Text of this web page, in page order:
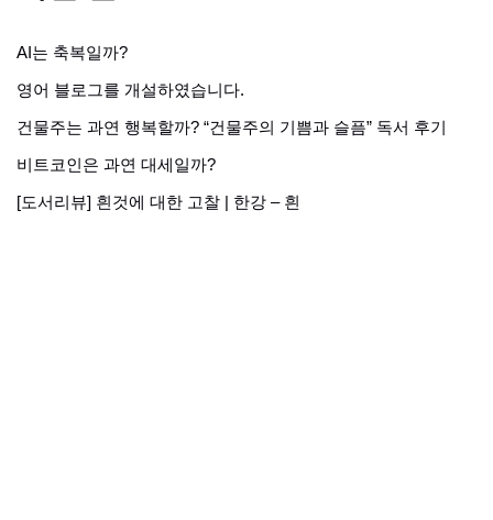
AI는 축복일까?
영어 블로그를 개설하였습니다.
건물주는 과연 행복할까? “건물주의 기쁨과 슬픔” 독서 후기
비트코인은 과연 대세일까?
[도서리뷰] 흰것에 대한 고찰 | 한강 – 흰